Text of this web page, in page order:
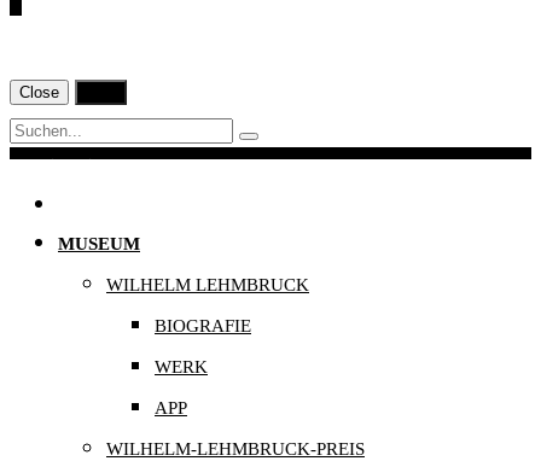
Close
Navigation
MUSEUM
WILHELM LEHMBRUCK
BIOGRAFIE
WERK
APP
WILHELM-LEHMBRUCK-PREIS